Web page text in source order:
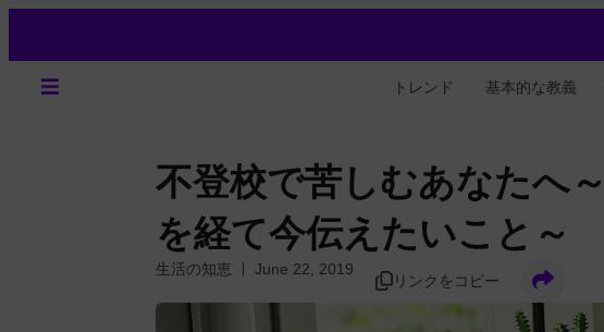
トレンド 基本的な教義
不登校で苦しむあなたへ
を経て今伝えたいこと～
生活の知恵 June 22, 2019
リンクをコピー